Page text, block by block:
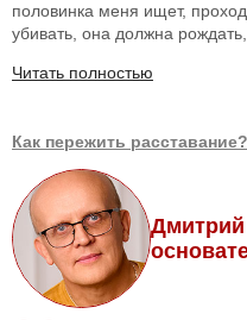
половинка меня ищет,
убивать, она должна
Читать полностью
Как пережить расставание?
Дмитрий